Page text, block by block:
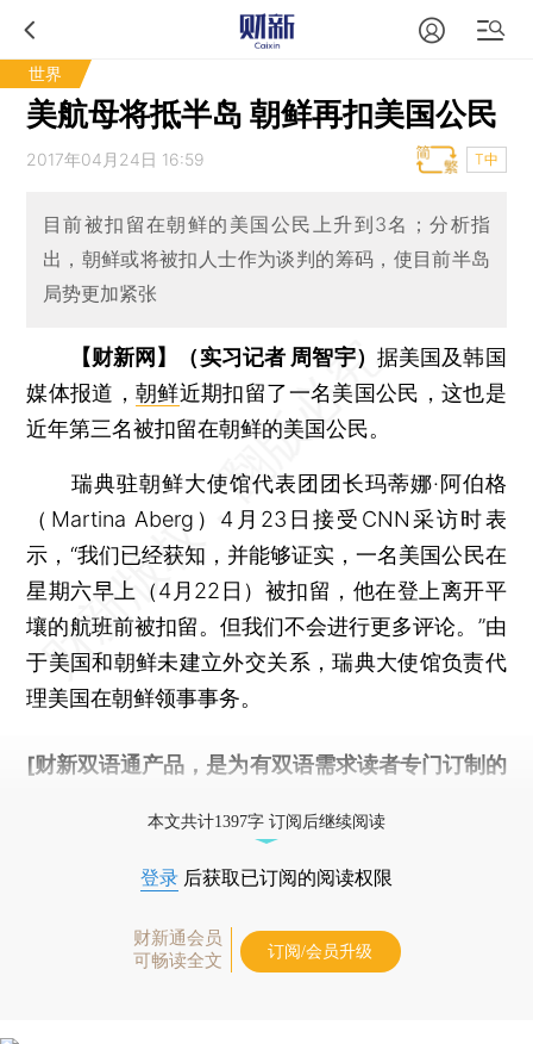
世界
美航母将抵半岛 朝鲜再扣美国公民
2017年04月24日 16:59 T中
目前被扣留在朝鲜的美国公民上升到3名；分析指
出，朝鲜或将被扣人士作为谈判的筹码，使目前半岛
局势更加紧张
【财新网】（实习记者 周智宇） 据美国及韩国
媒体报道，朝鲜近期扣留了一名美国公民，这也是
近年第三名被扣留在朝鲜的美国公民。
瑞典驻朝鲜大使馆代表团团长玛蒂娜·阿伯格
（Martina Aberg）4月23日接受CNN采访时表
示，“我们已经获知，并能够证实，一名美国公民在
星期六早上（4月22日）被扣留，他在登上离开平
壤的航班前被扣留。但我们不会进行更多评论。”由
于美国和朝鲜未建立外交关系，瑞典大使馆负责代
理美国在朝鲜领事事务。
[财新双语通产品，是为有双语需求读者专门订制的
本文共计1397字 订阅后继续阅读
登录 后获取已订阅的阅读权限
财新通会员
可畅读全文
订阅/会员升级